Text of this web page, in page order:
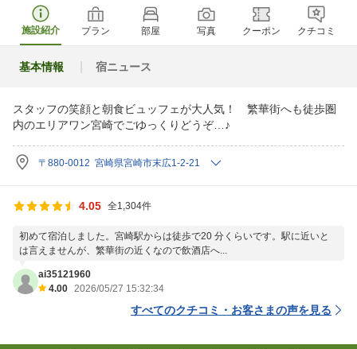
施設紹介 プラン 部屋 写真 クーポン クチコミ
基本情報 宿ニュース
スタッフの笑顔と朝食ビュッフェが大人気！ 繁華街へも徒歩圏
内のエリアワン宮崎でごゆっくりどうぞ…♪
〒880-0012 宮崎県宮崎市末広1-2-21
4.05 全1,304件
初めて宿泊しました。宮崎駅からは徒歩で20 分くらいです。駅に近いと
は言えませんが、繁華街の近くなので飲酒店へ...
ai35121960
4.00 2026/05/27 15:32:34
すべてのクチコミ・お客さまの声を見る